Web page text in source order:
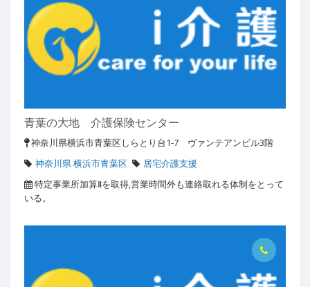
青葉の大地 介護保険センター
神奈川県横浜市青葉区しらとり台1-7 ヴァンテアンビル3階
神奈川県 横浜市青葉区
居宅介護支援
特定事業所加算Ⅱを取得,営業時間外も連絡取れる体制をとって
いる。